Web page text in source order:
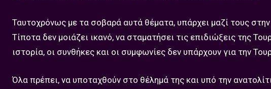
Ταυτοχρόνως με τα σοβαρά αυτά θέματα, υπάρχει μαζί τους
Τίποτα δεν μοιάζει ικανό, να σταματήσει τις επιδιώξεις της
ιστορία, οι συνθήκες και οι συμφωνίες δεν υπάρχουν για την
Όλα πρέπει, να υποταχθούν στο θέλημά της και υπό την